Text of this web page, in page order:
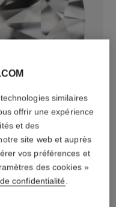
1,19 carats
similaires
offrir une expérience
et des
site web et auprès
vos préférences et
des cookies »
confidentialité.